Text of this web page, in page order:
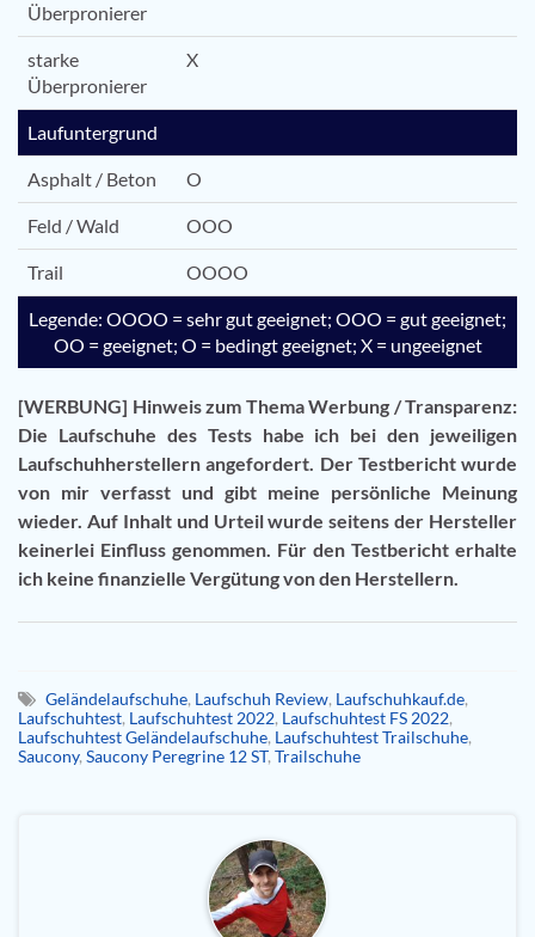
Überpronierer
starke
Überpronierer
X
Laufuntergrund
Asphalt / Beton O
Feld / Wald OOO
Trail OOOO
Legende: OOOO = sehr gut geeignet; OOO = gut geeignet;
OO = geeignet; O = bedingt geeignet; X = ungeeignet
[WERBUNG] Hinweis zum Thema Werbung / Transparenz:
Die Laufschuhe des Tests habe ich bei den jeweiligen
Laufschuhherstellern angefordert. Der Testbericht wurde
von mir verfasst und gibt meine persönliche Meinung
wieder. Auf Inhalt und Urteil wurde seitens der Hersteller
keinerlei Einfluss genommen. Für den Testbericht erhalte
ich keine finanzielle Vergütung von den Herstellern.
Geländelaufschuhe, Laufschuh Review, Laufschuhkauf.de,
Laufschuhtest, Laufschuhtest 2022, Laufschuhtest FS 2022,
Laufschuhtest Geländelaufschuhe, Laufschuhtest Trailschuhe,
Saucony, Saucony Peregrine 12 ST, Trailschuhe